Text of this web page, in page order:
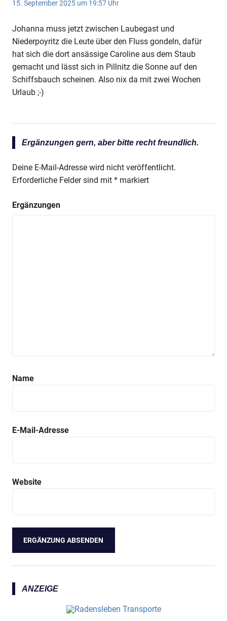
15. September 2025 um 19:57 Uhr
Johanna muss jetzt zwischen Laubegast und
Niederpoyritz die Leute über den Fluss gondeln, dafür
hat sich die dort ansässige Caroline aus dem Staub
gemacht und lässt sich in Pillnitz die Sonne auf den
Schiffsbauch scheinen. Also nix da mit zwei Wochen
Urlaub ;-)
Ergänzungen gern, aber bitte recht freundlich.
Deine E-Mail-Adresse wird nicht veröffentlicht.
Erforderliche Felder sind mit * markiert
Ergänzungen
Name
E-Mail-Adresse
Website
ANZEIGE